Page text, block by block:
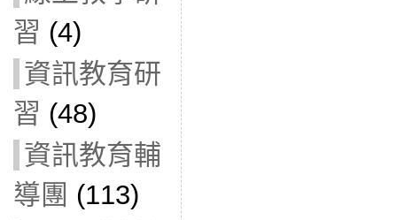
習 (4)
資訊教育研
習 (48)
資訊教育輔
導團 (113)